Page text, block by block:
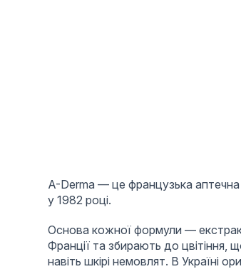
A-Derma — це французька аптечна
у 1982 році.
Основа кожної формули —
Франції та збирають до цвітіння,
навіть шкірі немовлят. В Україні